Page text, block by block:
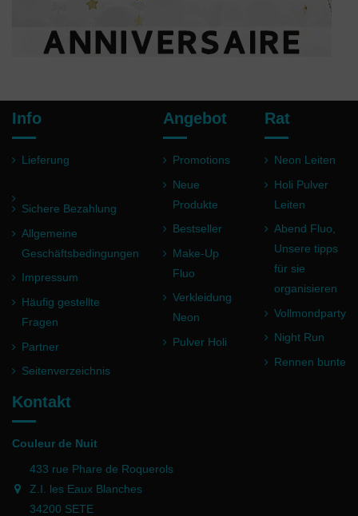
Info
Lieferung
Sichere Bezahlung
Allgemeine
Geschäftsbedingungen
Impressum
Häufig gestellte
Fragen
Partner
Seitenverzeichnis
Angebot
Promotions
Neue
Produkte
Bestseller
Make-Up
Fluo
Verkleidung
Neon
Pulver Holi
Rat
Neon Leiten
Holi Pulver
Leiten
Abend Fluo,
Unsere tipps
für sie
organisieren
Vollmondparty
Night Run
Rennen bunte
Kontakt
Couleur de Nuit
433 rue Phare de Roquerols
Z.I. les Eaux Blanches
34200 SETE